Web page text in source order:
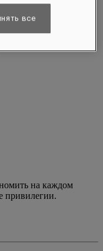
на каждом
привилегии.
все